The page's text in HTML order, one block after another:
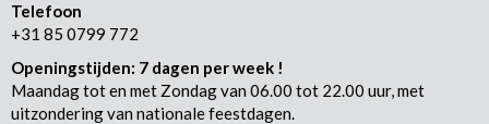
Telefoon
+31 85 0799 772
Openingstijden: 7 dagen per week !
Maandag tot en met Zondag van 06.00 tot 22.00 uur, met
uitzondering van nationale feestdagen.